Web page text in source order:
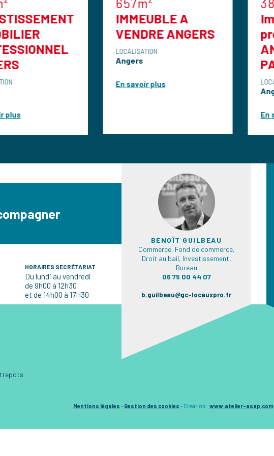
IMMEUBLE A
VENDRE ANGERS
LOCALISATION
Immeuble mono
propriété –
HORAIRES SECRÉTARIAT
Du lundi au vendredi
de 9h00 à 12h30
et de 14h00 à 17H30
BENOÎT GUILBEAU
Commerce, Fond de commerce,
Droit au bail, Investissement,
Bureau
06 75 00 44 07
b.guilbeau@gc-locauxpro.fr
Mentions légales - Gestion des cookies - Création : www.atelier-asap.com